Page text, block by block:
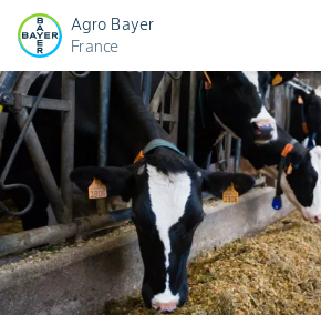
Agro Bayer
France